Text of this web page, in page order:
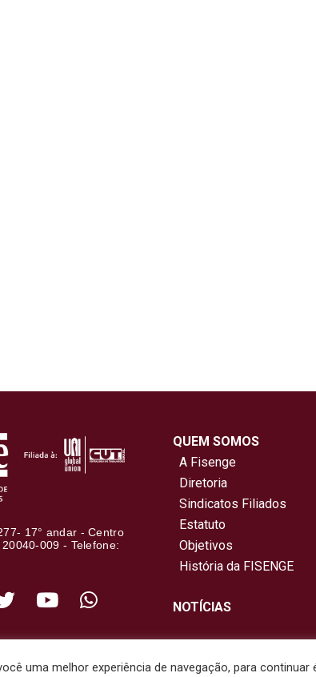
17° andar - Centro
009 - Telefone:
QUEM SOMOS
A Fisenge
Diretoria
Sindicatos Filiados
Estatuto
Objetivos
História da FISENGE
NOTÍCIAS
uma melhor experiência de navegação, para continuar